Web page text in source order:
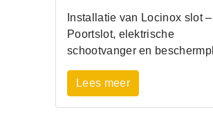
Installatie van Locinox slot –
Poortslot, elektrische
schootvanger en
Lees meer